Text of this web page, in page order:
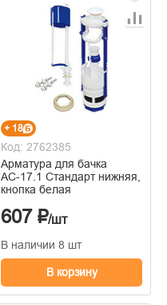
+ 18
Код: 2762385
Арматура для бачка
АС-17.1 Стандарт нижняя,
кнопка белая
607 ₽/шт
В наличии 8 шт
В корзину